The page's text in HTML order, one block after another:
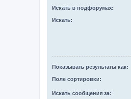
Искать в подфорумах:
Искать:
Показывать результаты как:
Поле сортировки:
Искать сообщения за: